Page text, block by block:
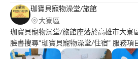
珈寶貝寵物澡堂/旅館
大寮區
珈寶貝寵物澡堂/旅館座落於高雄市大寮
臉書搜尋“珈寶貝寵物澡堂/住宿“ 服務項
300元起，不關籠，冷暖氣供應 3.安親